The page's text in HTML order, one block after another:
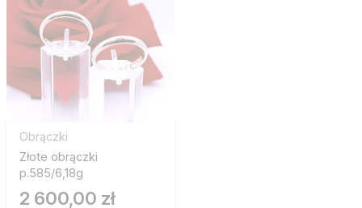
Obrączki
Złote obrączki
p.585/6,18g
2 600,00 zł